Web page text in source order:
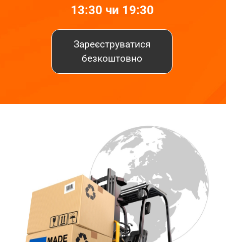
13:30 чи 19:30
Зареєструватися
безкоштовно